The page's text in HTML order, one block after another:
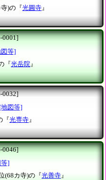
)の『光圓寺』
0001]
図等]
『光岳院 』
0032]
[地図等]
『光専寺』
0046]
等]
(68カ寺)の『光善寺』